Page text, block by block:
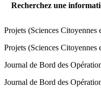
Recherchez une
Projets (Sciences Citoyennes
Projets (Sciences Citoyennes
Journal de Bord des
Journal de Bord des